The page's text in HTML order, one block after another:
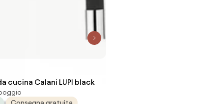
cucina Calani LUPI black